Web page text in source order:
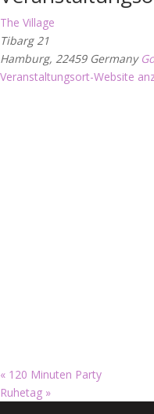
The Village
Tibarg 21
Hamburg, 22459 Germany
Veranstaltungsort-Website
« 120 Minuten Party
Ruhetag »